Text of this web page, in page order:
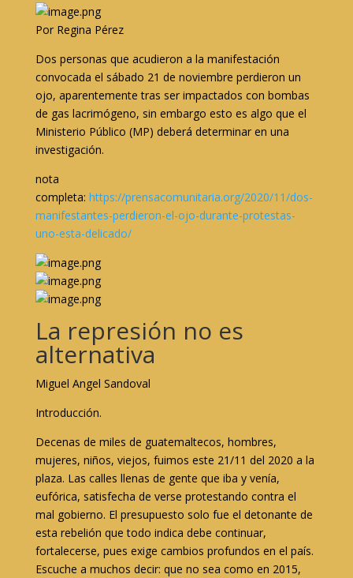
Por Regina Pérez
Dos personas que acudieron a la manifestación
convocada el sábado 21 de noviembre perdieron un
ojo, aparentemente tras ser impactados con bombas
de gas lacrimógeno, sin embargo esto es algo que el
Ministerio Público (MP) deberá determinar en una
investigación.
nota
completa: https://prensacomunitaria.org/2020/11/dos-
manifestantes-perdieron-el-ojo-durante-protestas-
uno-esta-delicado/
La represión no es
alternativa
Miguel Angel Sandoval
Introducción.
Decenas de miles de guatemaltecos, hombres,
mujeres, niños, viejos, fuimos este 21/11 del 2020 a la
plaza. Las calles llenas de gente que iba y venía,
eufórica, satisfecha de verse protestando contra el
mal gobierno. El presupuesto solo fue el detonante de
esta rebelión que todo indica debe continuar,
fortalecerse, pues exige cambios profundos en el país.
Escuche a muchos decir: que no sea como en 2015,